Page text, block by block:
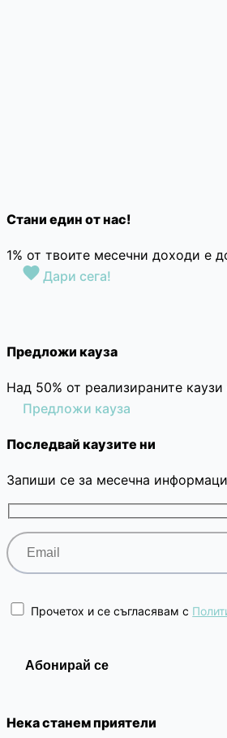
Стани един от нас!
1% от твоите месечни доходи е
Дари сега!
Предложи кауза
Над 50% от реализираните
Предложи кауза
Последвай каузите ни
Запиши се за месечна
Прочетох и се съгласявам с
Нека станем приятели